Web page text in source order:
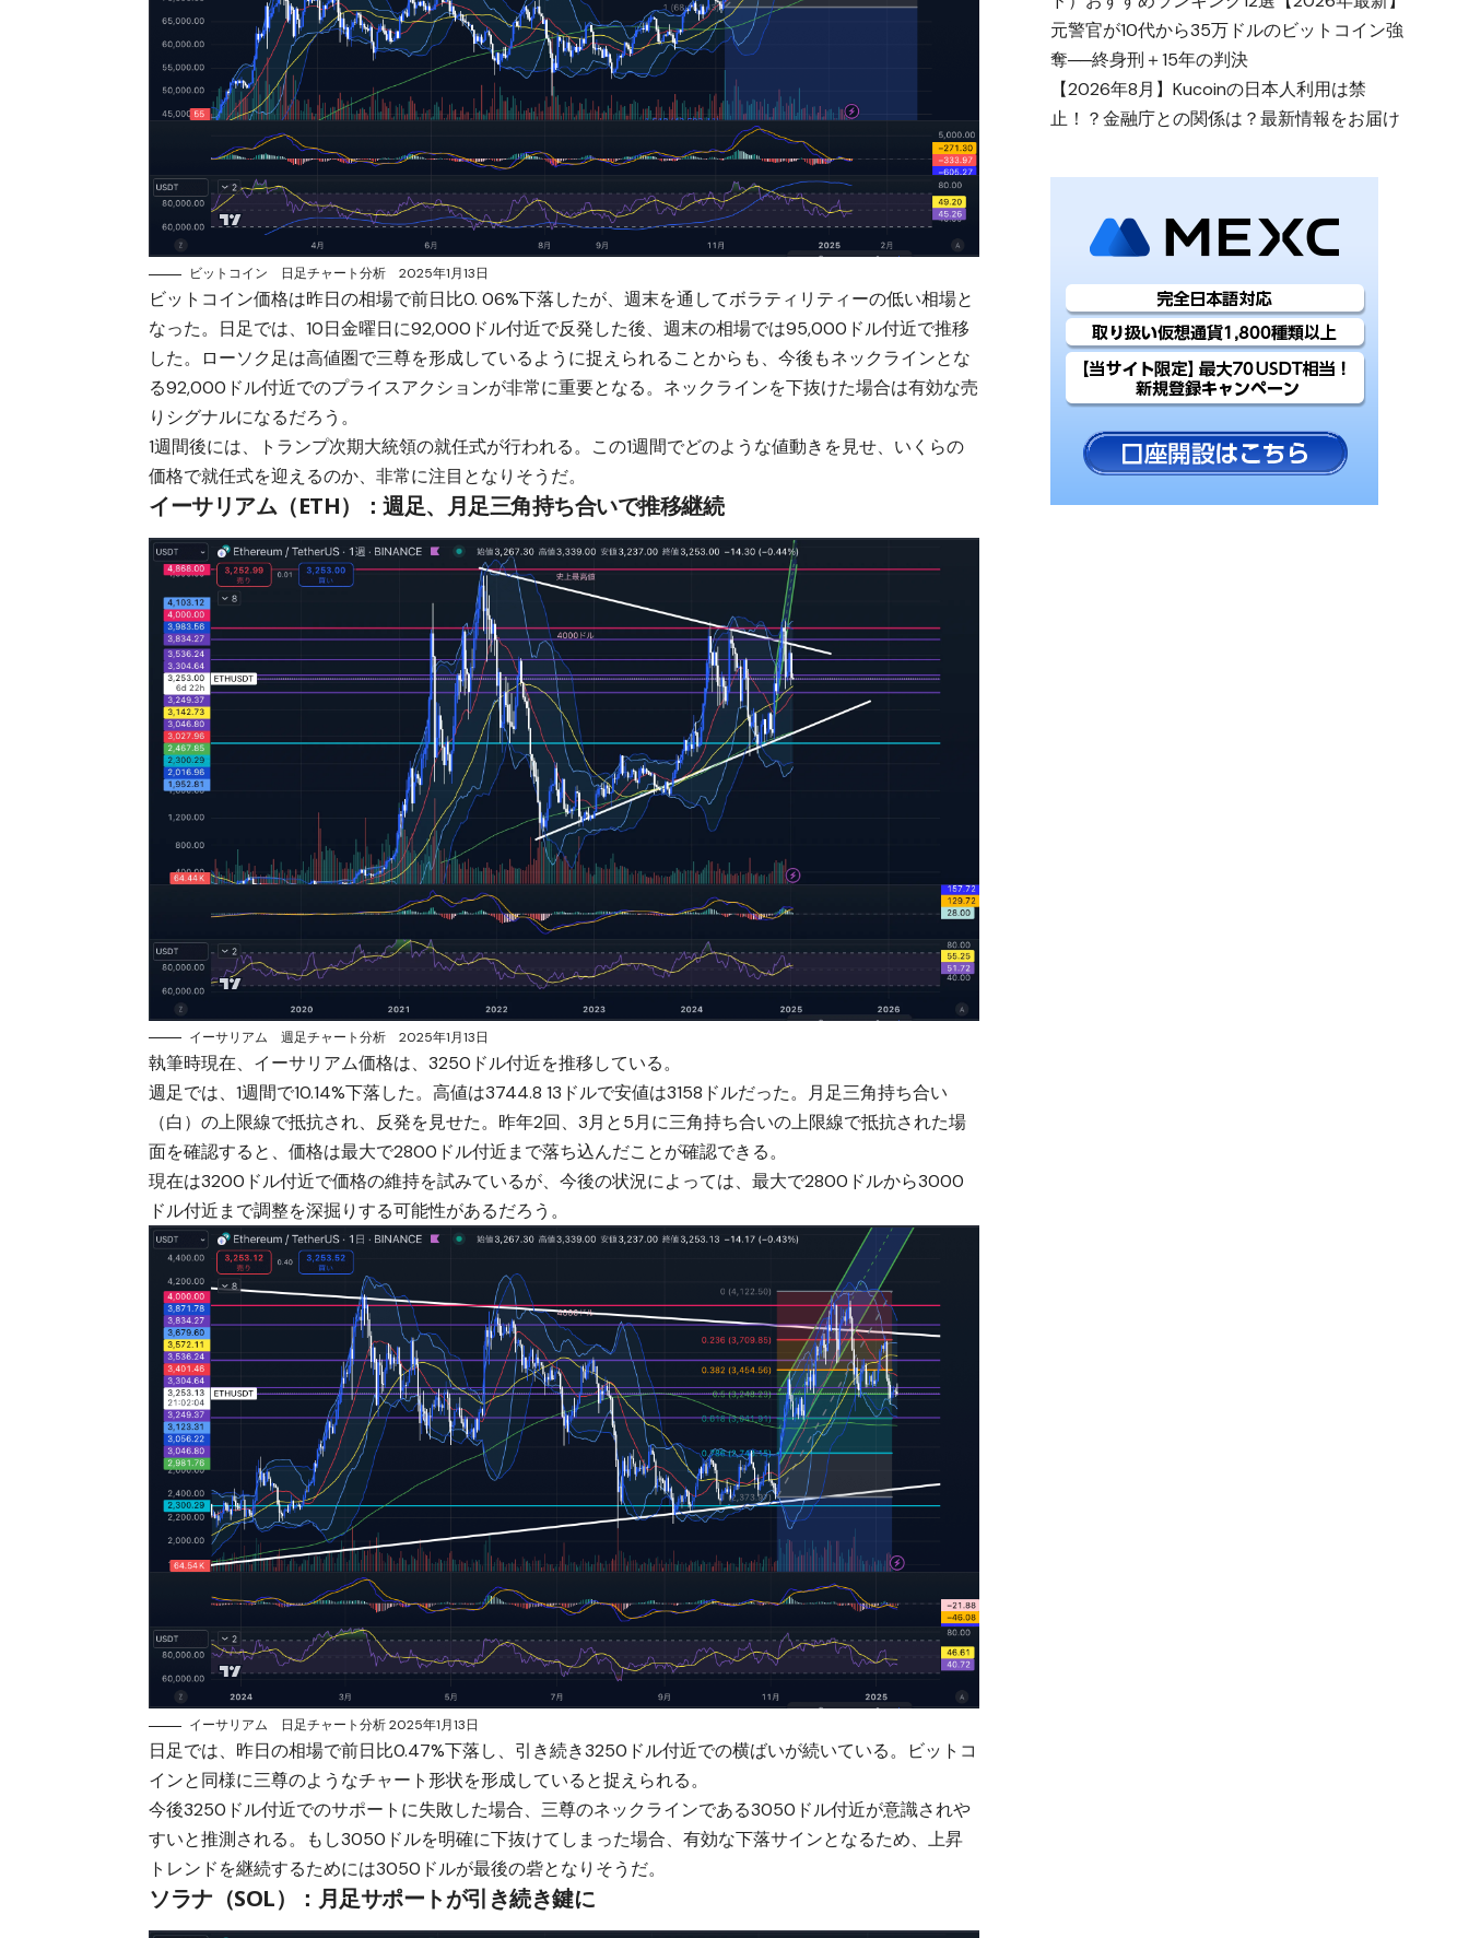
ビットコイン 日足チャート分析 2025年1月13日
ビットコイン価格は昨日の相場で前日比0. 06%下落したが、週末を通してボラティリティーの低い相場と
なった。日足では、10日金曜日に92,000ドル付近で反発した後、週末の相場では95,000ドル付近で推移
した。ローソク足は高値圏で三尊を形成しているように捉えられることからも、今後もネックラインとな
る92,000ドル付近でのプライスアクションが非常に重要となる。ネックラインを下抜けた場合は有効な売
りシグナルになるだろう。
1週間後には、トランプ次期大統領の就任式が行われる。この1週間でどのような値動きを見せ、いくらの
価格で就任式を迎えるのか、非常に注目となりそうだ。
イーサリアム（ETH）：週足、月足三角持ち合いで推移継続
イーサリアム 週足チャート分析 2025年1月13日
執筆時現在、イーサリアム価格は、3250ドル付近を推移している。
週足では、1週間で10.14%下落した。高値は3744.8 13ドルで安値は3158ドルだった。月足三角持ち合い
（白）の上限線で抵抗され、反発を見せた。昨年2回、3月と5月に三角持ち合いの上限線で抵抗された場
面を確認すると、価格は最大で2800ドル付近まで落ち込んだことが確認できる。
現在は3200ドル付近で価格の維持を試みているが、今後の状況によっては、最大で2800ドルから3000
ドル付近まで調整を深掘りする可能性があるだろう。
イーサリアム 日足チャート分析 2025年1月13日
日足では、昨日の相場で前日比0.47%下落し、引き続き3250ドル付近での横ばいが続いている。ビットコ
インと同様に三尊のようなチャート形状を形成していると捉えられる。
今後3250ドル付近でのサポートに失敗した場合、三尊のネックラインである3050ドル付近が意識されや
すいと推測される。もし3050ドルを明確に下抜けてしまった場合、有効な下落サインとなるため、上昇
トレンドを継続するためには3050ドルが最後の砦となりそうだ。
ソラナ（SOL）：月足サポートが引き続き鍵に
元警官が10代から35万ドルのビットコイン強
奪──終身刑＋15年の判決
【2026年8月】Kucoinの日本人利用は禁
止！？金融庁との関係は？最新情報をお届け